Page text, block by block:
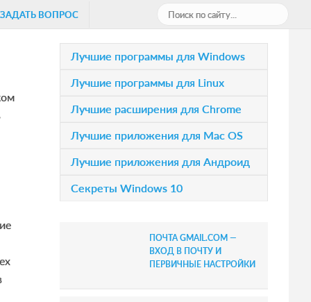
ЗАДАТЬ ВОПРОС
о
и
с
к
с
т
.
.
P
m
y
Лучшие программы для Windows
Лучшие программы для Linux
Лучшие расширения для Chrome
Лучшие приложения для Mac OS
Лучшие приложения для Андроид
Секреты Windows 10
ПОЧТА GMAIL.COM —
ВХОД В ПОЧТУ И
ПЕРВИЧНЫЕ НАСТРОЙКИ